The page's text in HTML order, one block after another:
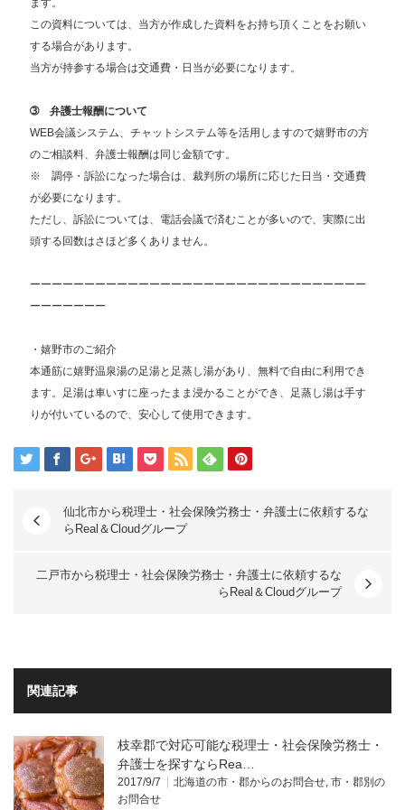
ます。
この資料については、当方が作成した資料をお持ち頂くことをお願い
する場合があります。
当方が持参する場合は交通費・日当が必要になります。
➂ 弁護士報酬について
WEB会議システム、チャットシステム等を活用しますので嬉野市の方
のご相談料、弁護士報酬は同じ金額です。
※ 調停・訴訟になった場合は、裁判所の場所に応じた日当・交通費
が必要になります。
ただし、訴訟については、電話会議で済むことが多いので、実際に出
頭する回数はさほど多くありません。
ーーーーーーーーーーーーーーーーーーーーーーーーーーーーーーー
ーーーーーーー
・嬉野市のご紹介
本通筋に嬉野温泉湯の足湯と足蒸し湯があり、無料で自由に利用でき
ます。足湯は車いすに座ったまま浸かることができ、足蒸し湯は手す
りが付いているので、安心して使用できます。
仙北市から税理士・社会保険労務士・弁護士に依頼するな
らReal＆Cloudグループ
二戸市から税理士・社会保険労務士・弁護士に依頼するな
らReal＆Cloudグループ
関連記事
枝幸郡で対応可能な税理士・社会保険労務士・
弁護士を探すならRea…
2017/9/7 北海道の市・郡からのお問合せ, 市・郡別の
お問合せ